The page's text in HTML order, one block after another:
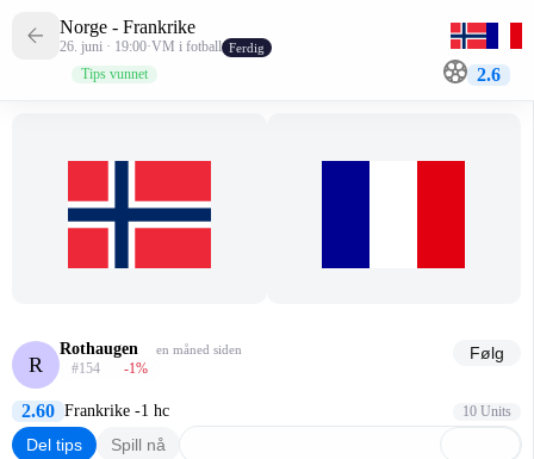
Norge - Frankrike
26. juni · 19:00·VM i fotball Ferdig
Tips vunnet 2.6
R
Rothaugen en måned siden
#154 -1%
Følg
2.60 Frankrike -1 hc 10 Units
Del tips Spill nå